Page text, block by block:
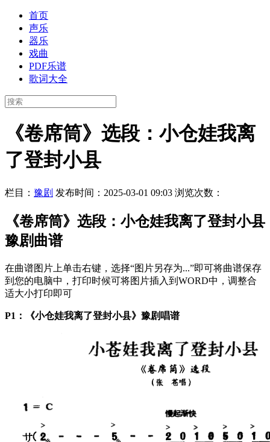
首页
声乐
器乐
戏曲
PDF乐谱
歌词大全
《卷席筒》选段：小仓娃我离
了登封小县
栏目： 豫剧 发布时间：2025-03-01 09:03 浏览次数：
《卷席筒》选段：小仓娃我离了登封小县
豫剧曲谱
在曲谱图片上单击右键，选择“图片另存为...”即可将曲谱保存
到您的电脑中，打印时候可将图片插入到WORD中，调整合
适大小打印即可
P1：《小仓娃我离了登封小县》豫剧唱谱